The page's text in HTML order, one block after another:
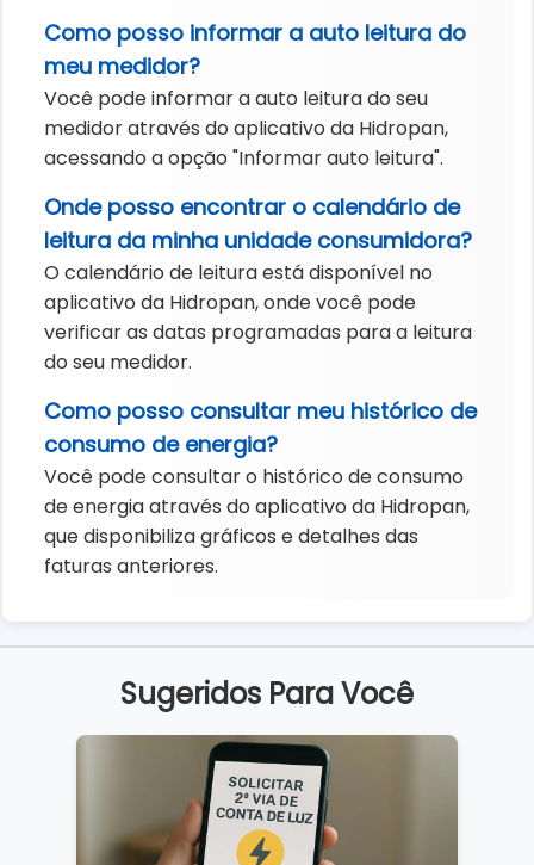
Como posso informar a auto leitura do
meu medidor?
Você pode informar a auto leitura do seu
medidor através do aplicativo da Hidropan,
acessando a opção "Informar auto leitura".
Onde posso encontrar o calendário de
leitura da minha unidade consumidora?
O calendário de leitura está disponível no
aplicativo da Hidropan, onde você pode
verificar as datas programadas para a leitura
do seu medidor.
Como posso consultar meu histórico de
consumo de energia?
Você pode consultar o histórico de consumo
de energia através do aplicativo da Hidropan,
que disponibiliza gráficos e detalhes das
faturas anteriores.
Sugeridos Para Você